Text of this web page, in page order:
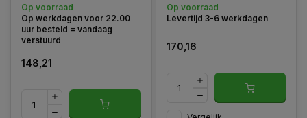
Op voorraad
Op werkdagen voor 22.00
uur besteld = vandaag
verstuurd
148,21
Op voorraad
Levertijd 3-6 werkdagen
170,16